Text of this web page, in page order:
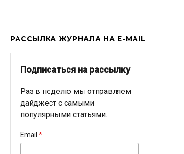
РАССЫЛКА ЖУРНАЛА НА E-MAIL
Подписаться на рассылку
Раз в неделю мы отправляем
дайджест с самыми
популярными статьями.
Email